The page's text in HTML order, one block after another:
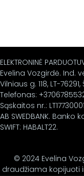
ELEKTRONINĖ
Evelina Vozgirdė. Ind.
Vilniaus g. 118, LT-
Telefonas:
Sąskaitos nr.:
AB SWEDBANK. Banko
SWIFT: HABALT22.
© 2024 Evelina
draudžiama kopijuoti